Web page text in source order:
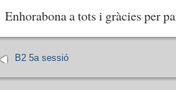
Enhorabona a tots i gràcies per
B2 5a sessió